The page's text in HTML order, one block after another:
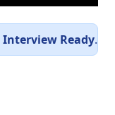
Interview Ready.